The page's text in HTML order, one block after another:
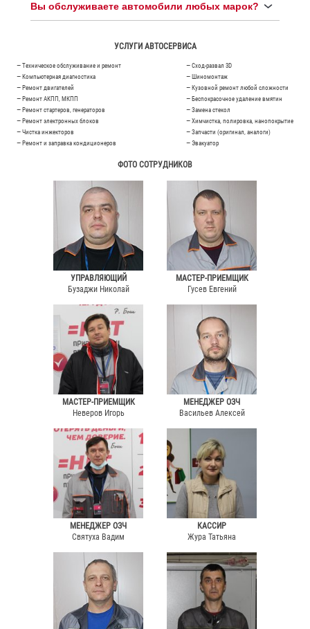
Вы обслуживаете автомобили любых марок?
УСЛУГИ АВТОСЕРВИСА
— Техническое обслуживание и ремонт
— Компьютерная диагностика
— Ремонт двигателей
— Ремонт АКПП, МКПП
— Ремонт стартеров, генераторов
— Ремонт электронных блоков
— Чистка инжекторов
— Ремонт и заправка кондиционеров
— Сход-развал 3D
— Шиномонтаж
— Кузовной ремонт любой сложности
— Беспокрасочное удаление вмятин
— Замена стекол
— Химчистка, полировка, нанопокрытие
— Запчасти (оригинал, аналоги)
— Эвакуатор
ФОТО СОТРУДНИКОВ
УПРАВЛЯЮЩИЙ
Бузаджи Николай
МАСТЕР-ПРИЕМЩИК
Гусев Евгений
МАСТЕР-ПРИЕМЩИК
Неверов Игорь
МЕНЕДЖЕР ОЗЧ
Васильев Алексей
МЕНЕДЖЕР ОЗЧ
Святуха Вадим
КАССИР
Жура Татьяна